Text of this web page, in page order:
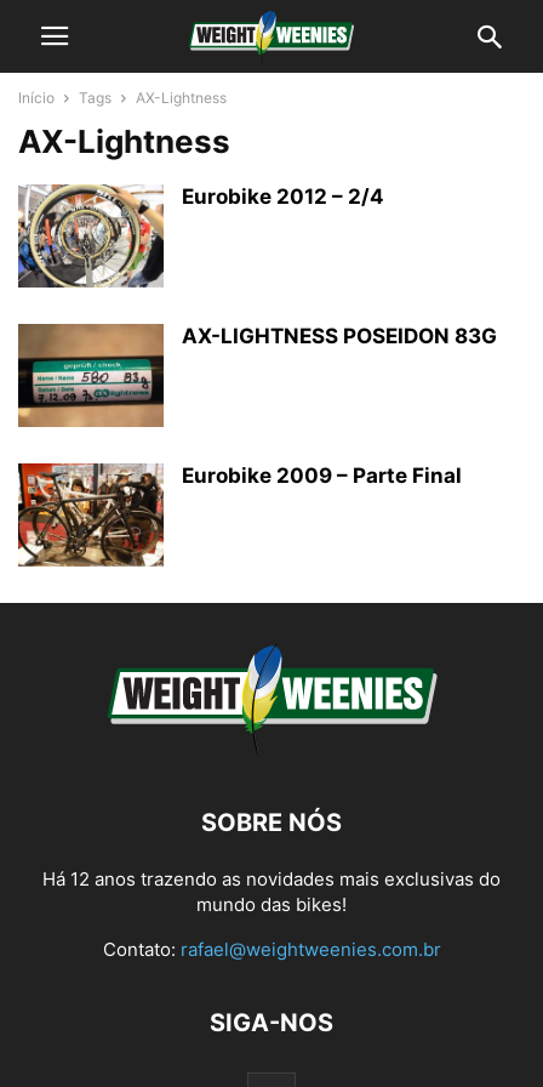
Início Tags AX-Lightness
AX-Lightness
Eurobike 2012 – 2/4
AX-LIGHTNESS POSEIDON 83G
Eurobike 2009 – Parte Final
SOBRE NÓS
Há 12 anos trazendo as novidades mais exclusivas do
mundo das bikes!
Contato: rafael@weightweenies.com.br
SIGA-NOS